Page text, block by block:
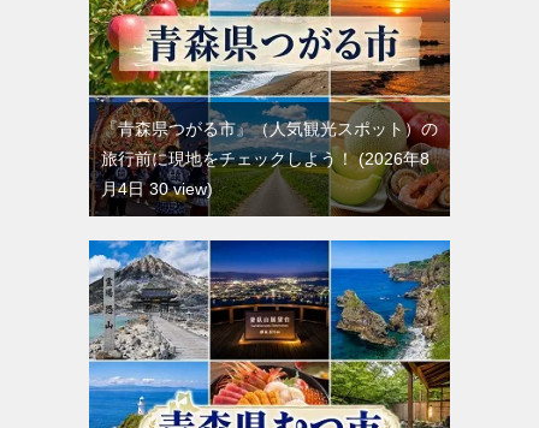
『青森県つがる市』（人気観光スポット）の
旅行前に現地をチェックしよう！ 2026年8
月4日 30 view